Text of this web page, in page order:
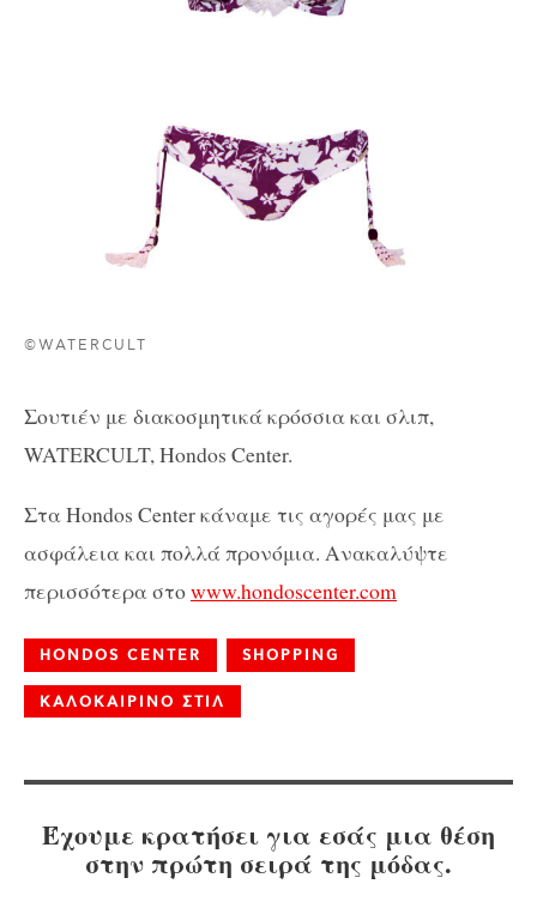
©WATERCULT
Σουτιέν με διακοσμητικά κρόσσια και σλιπ,
WATERCULT,Hondos Center.
Στα Hondos Center κάναμε τις αγορές μας με
ασφάλεια και πολλά προνόμια. Ανακαλύψτε
περισσότερα στοwww.hondoscenter.com
HONDOS CENTER SHOPPING
ΚΑΛΟΚΑΙΡΙΝΟ ΣΤΙΛ
Έχουμε κρατήσει για εσάς μια θέση
στην πρώτη σειρά της μόδας.